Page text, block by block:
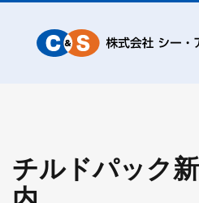
チルドパック